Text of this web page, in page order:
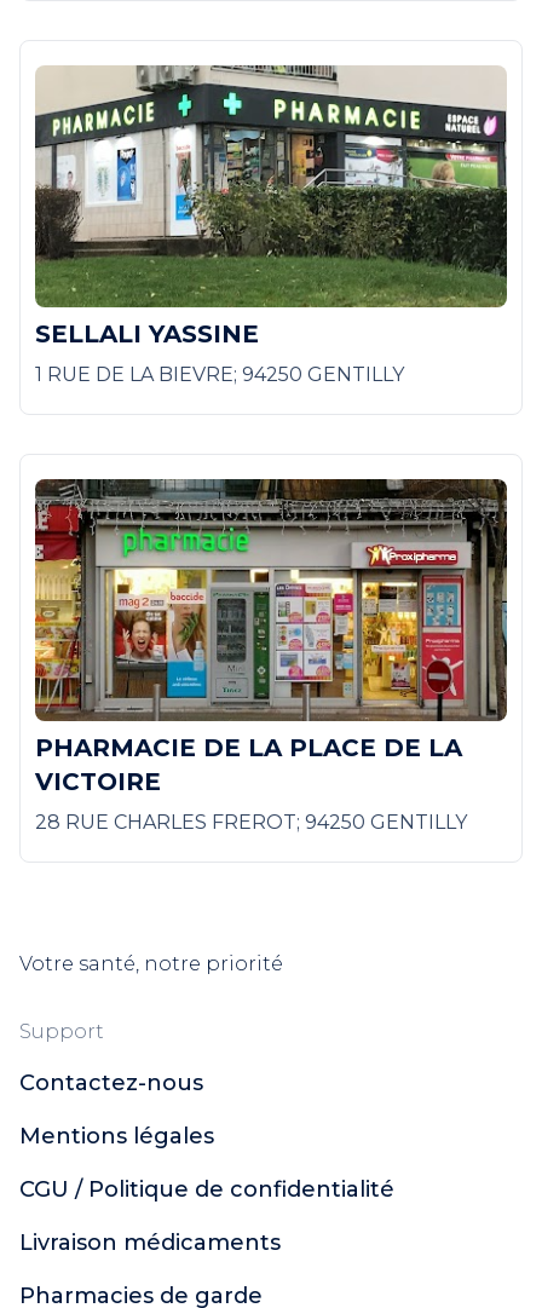
SELLALI YASSINE
1 RUE DE LA BIEVRE; 94250 GENTILLY
PHARMACIE DE LA PLACE DE LA
VICTOIRE
28 RUE CHARLES FREROT; 94250 GENTILLY
Votre santé, notre priorité
Support
Contactez-nous
Mentions légales
CGU / Politique de confidentialité
Livraison médicaments
Pharmacies de garde